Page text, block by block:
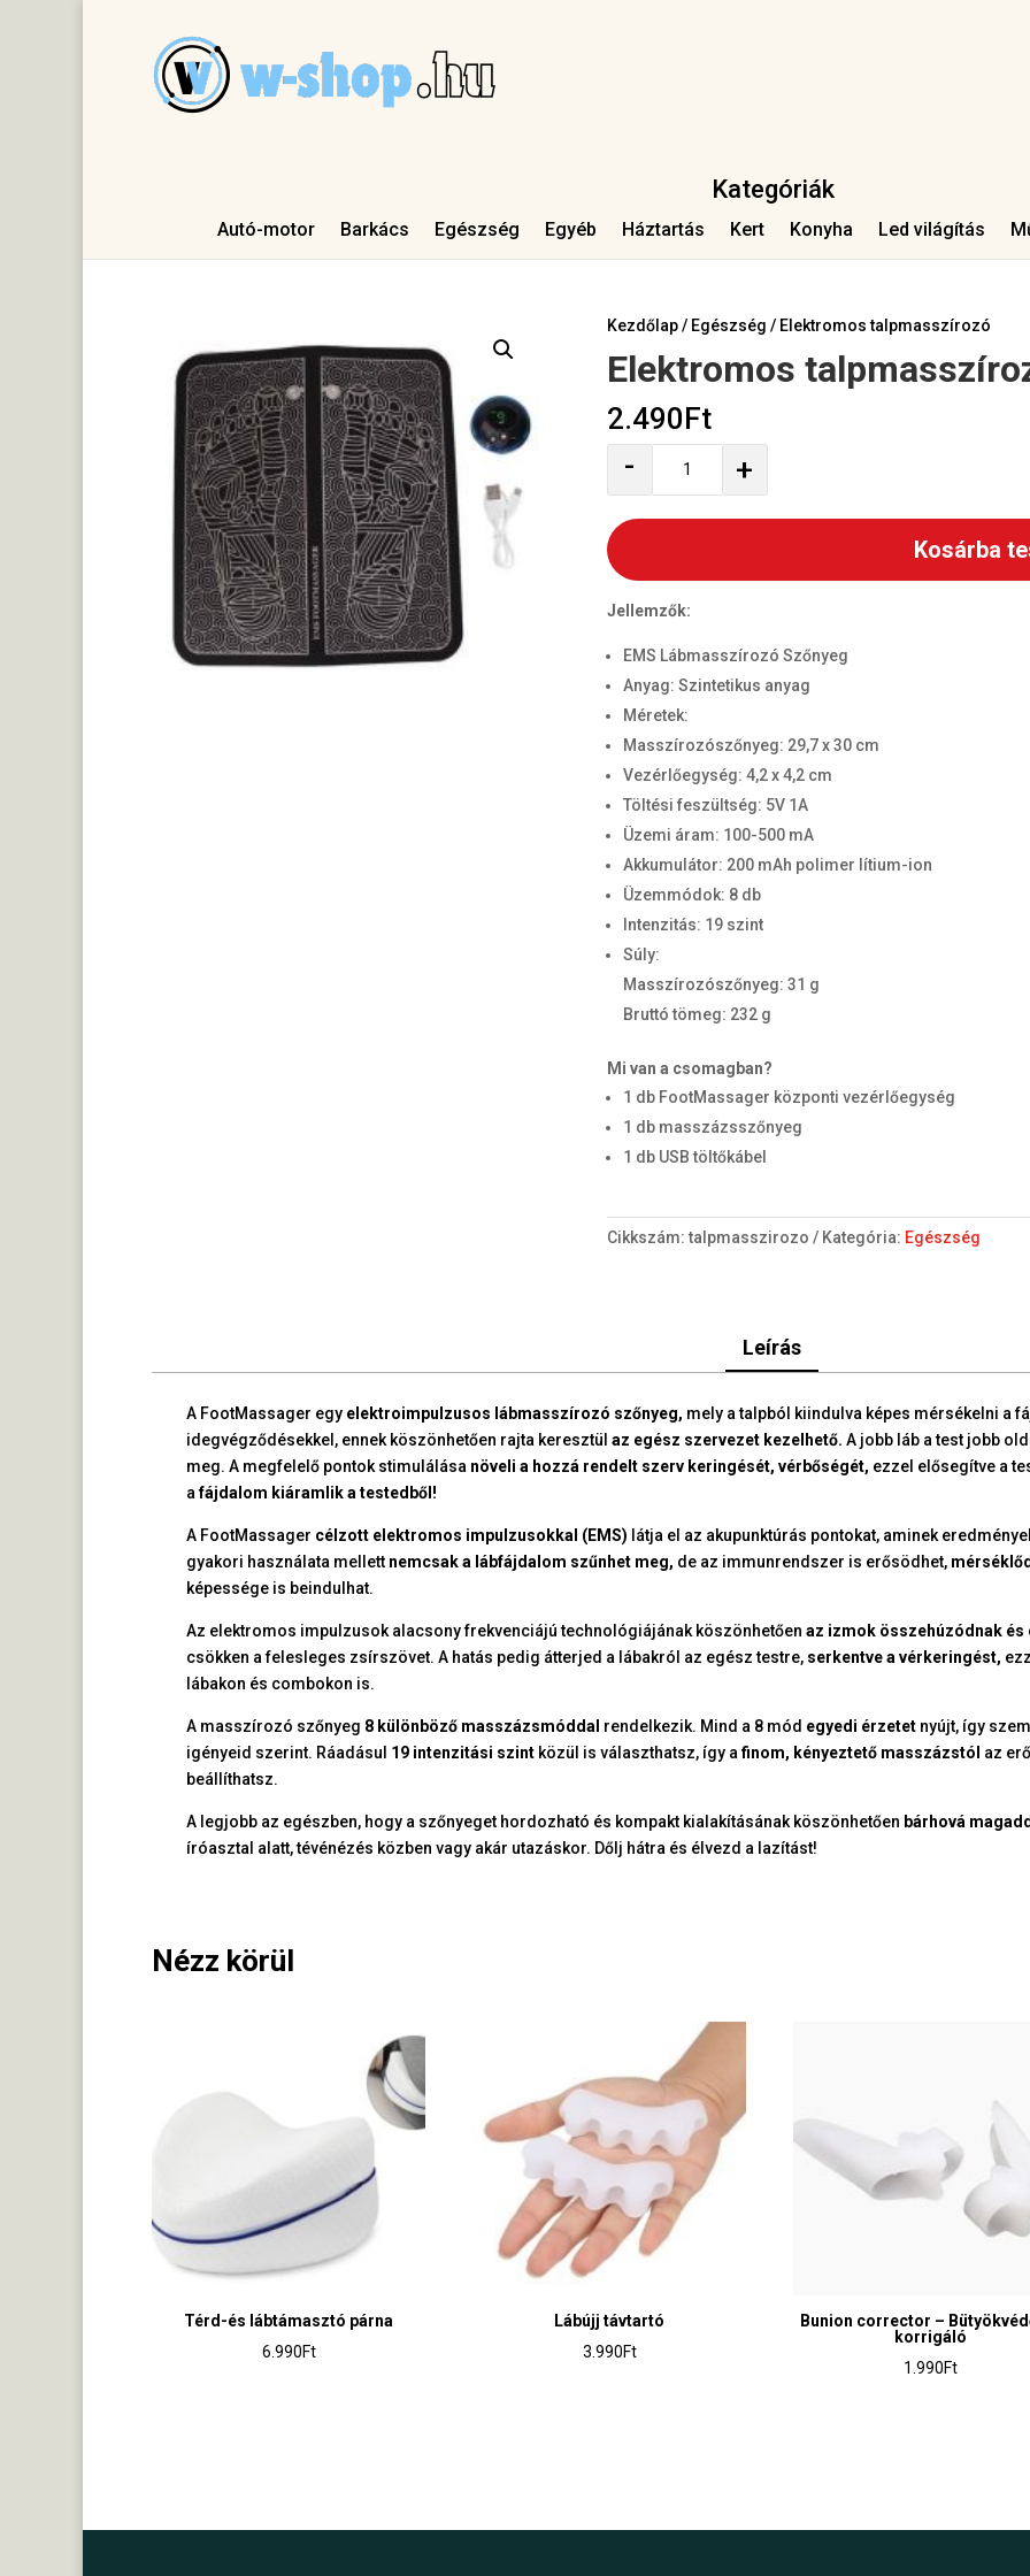
Kategóriák
Autó-motor Barkács Egészség Egyéb Háztartás Kert Konyha Led világítás
Kezdőlap/ Egészség / Elektromos talpmasszírozó
Elektromos
2.490Ft
-
+
Kosárba
Jellemzők:
EMS Lábmasszírozó Szőnyeg
Anyag: Szintetikus anyag
Méretek:
Masszírozószőnyeg: 29,7 x 30 cm
Vezérlőegység: 4,2 x 4,2 cm
Töltési feszültség: 5V 1A
Üzemi áram: 100-500 mA
Akkumulátor: 200 mAh polimer lítium-ion
Üzemmódok: 8 db
Intenzitás: 19 szint
Súly:
Masszírozószőnyeg: 31 g
Bruttó tömeg: 232 g
Mi van a csomagban?
1 db FootMassager központi vezérlőegység
1 db masszázsszőnyeg
1 db USB töltőkábel
Cikkszám:talpmasszirozo Kategória: Egészség
Leírás
A FootMassager egy elektroimpulzusos lábmasszírozó szőnyeg, mely a talpból kiindulva képes mérsékelni a
idegvégződésekkel, ennek köszönhetően rajta keresztül az egész szervezet kezelhető. A jobb láb a test jobb
meg. A megfelelő pontok stimulálása növeli a hozzá rendelt szerv keringését, vérbőségét, ezzel elősegítve a
afájdalom kiáramlik a testedből!
A FootMassager célzott elektromos impulzusokkal (EMS) látja el az akupunktúrás pontokat, aminek
gyakori használata mellett nemcsak a lábfájdalom szűnhet meg, de az immunrendszer is erősödhet,
képessége is beindulhat.
Az elektromos impulzusok alacsony frekvenciájú technológiájának köszönhetően az izmok összehúzódnak és
csökken a felesleges zsírszövet. A hatás pedig átterjed a lábakról az egész testre, serkentve a vérkeringést,
lábakon és combokon is.
A masszírozó szőnyeg 8 különböző masszázsmóddal rendelkezik. Mind a 8 mód egyedi érzetet nyújt, így
igényeid szerint. Ráadásul 19 intenzitási szint közül is választhatsz, így afinom, kényeztető masszázstól az
beállíthatsz.
A legjobb az egészben, hogy a szőnyeget hordozható és kompakt kialakításának köszönhetően bárhová
íróasztal alatt, tévénézés közben vagy akár utazáskor. Dőlj hátra és élvezd a lazítást!
Nézz körül
Térd-és lábtámasztó párna
6.990Ft
Lábújj távtartó
3.990Ft
Bunion corrector –
korrigáló
1.990Ft